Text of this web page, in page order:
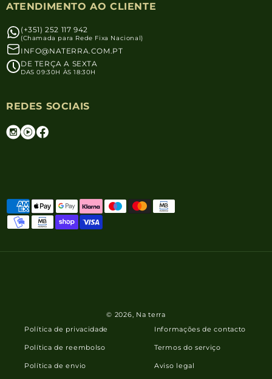
ATENDIMENTO AO CLIENTE
(+351) 252 117 942
(Chamada para Rede Fixa Nacional)
INFO@NATERRA.COM.PT
DE TERÇA A SEXTA
DAS 09:30H ÀS 18:30H
REDES SOCIAIS
© 2026, Na terra
Política de privacidade
Informações de contacto
Política de reembolso Termos do serviço
Política de envio Aviso legal